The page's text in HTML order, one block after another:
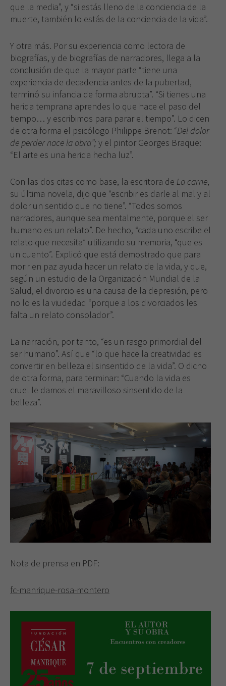
que la media”, y “si estás lleno de la conciencia de la
muerte, también lo estás de la conciencia de la vida”.
Y otra más. Por su experiencia como lectora de
biografías, y de biografías de narradores, llega a la
conclusión de que la mayor parte “tiene una
experiencia de decadencia antes de la pubertad,
terminó su infancia de forma abrupta”. “Si tienes una
herida temprana aprendes lo que hace el paso del
tiempo… y escribimos para parar el tiempo”. Lo dicen
de otra forma el psicólogo Philippe Brenot: “Del dolor
de perder nace la obra”; y el pintor Georges Braque:
“El arte es una herida hecha luz”.
Con las dos citas como base, la escritora de La carne,
su última novela, dijo que “escribir es darle al mal y al
dolor un sentido que no tiene”. “Todos somos
narradores, aunque sea mentalmente, porque el ser
humano es un relato”. De hecho, “cada uno escribe el
relato que necesita” utilizando su memoria, “que es
un cuento”. Explicó que está demostrado que para
morir en paz ayuda hacer un relato de la vida, y que,
según un estudio de la Organización Mundial de la
Salud, el divorcio es una causa de la depresión, pero
no lo es la viudedad “porque a los divorciados les
falta un relato consolador”.
La narración, por tanto, “es un rasgo primordial del
ser humano”. Así que “lo que hace la creatividad es
convertir en belleza el sinsentido de la vida”. O dicho
de otra forma, para terminar: “Cuando la vida es
cruel le damos el maravilloso sinsentido de la
belleza”.
Nota de prensa en PDF:
fc-manrique-rosa-montero
Necesarias
Estas
cookies no
necesarias
para que
funcione la
web.
nuestra web
funcione lo
mejor posible
durante tu
visita. Si
rechaza estas
cookies,
algunas
funcionalidades
desaparecerán
de la web.